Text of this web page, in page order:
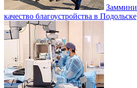
качество благоустройства в Подольске